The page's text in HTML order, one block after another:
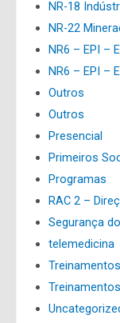
NR-18
NR-22
NR6 – EPI –
NR6 – EPI –
Outros
Outros
Presencial
Primeiros
Programas
RAC 2 –
Segurança
telemedicina